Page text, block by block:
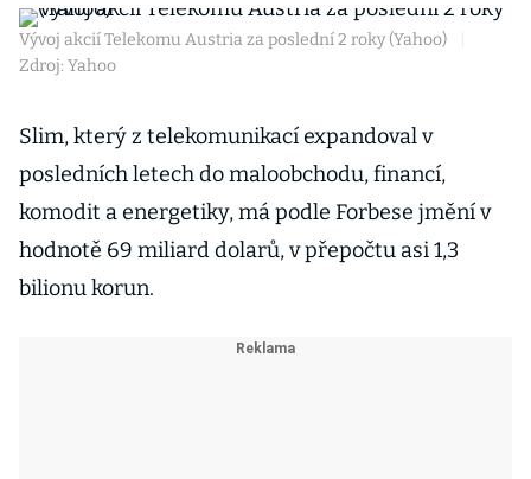
Vývoj akcií Telekomu Austria za poslední 2 roky (Yahoo)
Zdroj: Yahoo
Slim, který z telekomunikací expandoval v
posledních letech do maloobchodu, financí,
komodit a energetiky, má podle Forbese jmění v
hodnotě 69 miliard dolarů, v přepočtu asi 1,3
bilionu korun.